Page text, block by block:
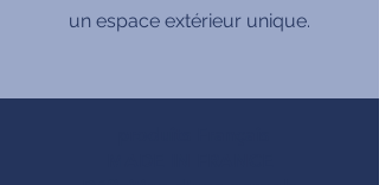
un espace extérieur unique.